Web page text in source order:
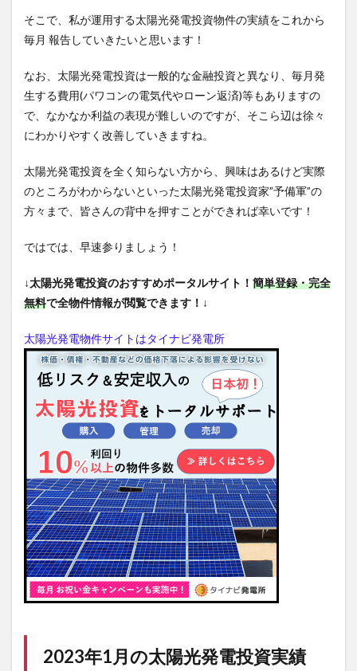
そこで、私が運用する太陽光発電投資物件の実績をこれから
毎月 報告していきたいと思います！
なお、太陽光発電投資は一般的な金融投資と異なり、毎月発
生する費用(パワコンの電気代やローン返済)等もありますの
で、なかなか利益の表現が難しいのですが、そこら辺は徐々
にわかりやすく改善していきますね。
太陽光発電投資を全く知らない方から、興味はあるけど実際
のところがわからないといった太陽光発電投資家”予備軍”の
方々まで、皆さんの背中を押すことができれば幸いです！
ではでは、早速参りましょう！
↓太陽光発電投資のおすすめポータルサイト！ 簡単登録・完全
無料で全物件情報が閲覧できます！↓
太陽光発電物件サイトはタイナビ発電所
2023年1月の太陽光発電投資実績